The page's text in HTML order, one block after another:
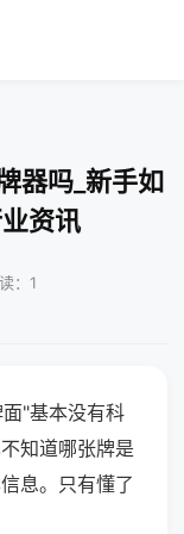
器吗_新手如
资讯
：1
"基本没有科
知道哪张牌是
息。只有懂了